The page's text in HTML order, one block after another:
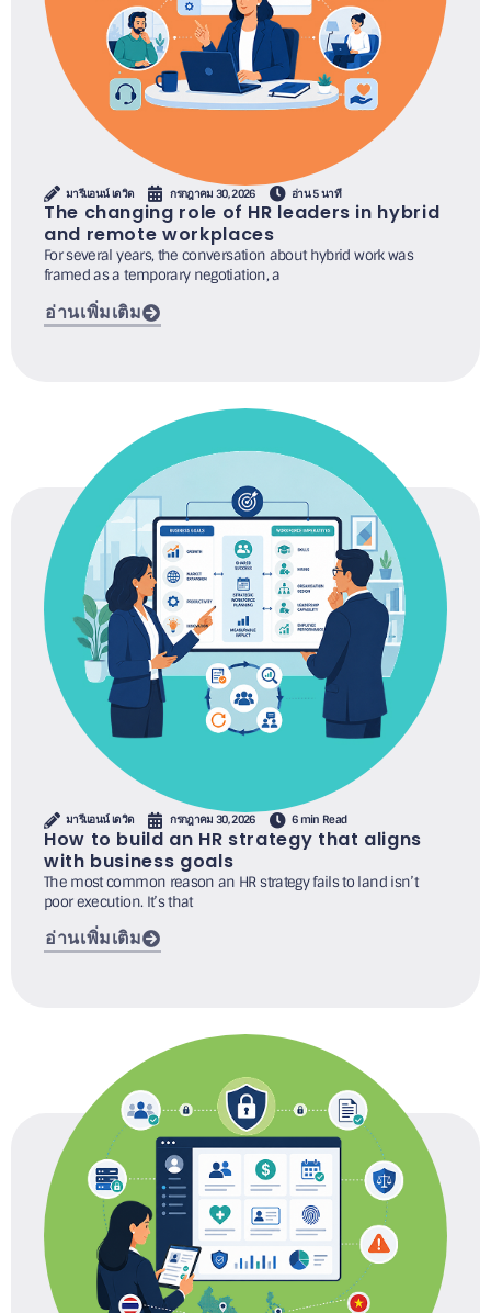
มารีแอนน์ เดวิด กรกฎาคม 30, 2026 อ่าน 5 นาที
The changing role of HR leaders in hybrid
and remote workplaces
For several years, the conversation about hybrid work was
framed as a temporary negotiation, a
อ่านเพิ่มเติม
มารีแอนน์ เดวิด กรกฎาคม 30, 2026 6 min Read
How to build an HR strategy that aligns
with business goals
The most common reason an HR strategy fails to land isn’t
poor execution. It’s that
อ่านเพิ่มเติม